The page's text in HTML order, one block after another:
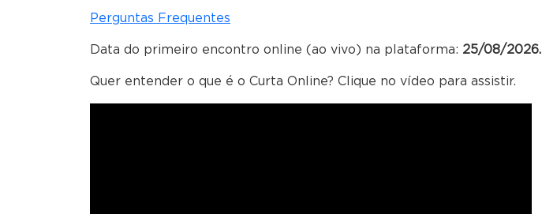
Perguntas Frequentes
Data do primeiro encontro online (ao vivo) na plataforma: 25/08/2026.
Quer entender o que é o Curta Online? Clique no vídeo para assistir.